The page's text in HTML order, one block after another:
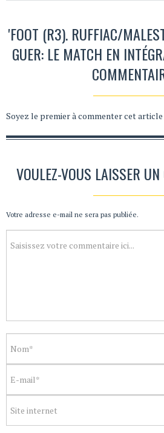
'FOOT (R3). RUFFIAC/
GUER: LE MATCH EN
Soyez le premier à commenter cet article
VOULEZ-VOUS LAISSER
Votre adresse e-mail ne sera pas publiée.